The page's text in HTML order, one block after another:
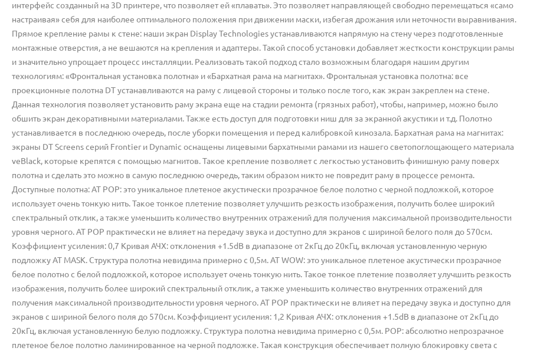
интерфейс созданный на 3D принтере, что позволяет ей «плавать». Это позволяет направляющей свободно перемещаться «само
настраивая» себя для наиболее оптимального положения при движении маски, избегая дрожания или неточности выравнивания.
Прямое крепление рамы к стене: наши экран Display Technologies устанавливаются напрямую на стену через подготовленные
монтажные отверстия, а не вешаются на крепления и адаптеры. Такой способ установки добавляет жесткости конструкции рамы
и значительно упрощает процесс инсталляции. Реализовать такой подход стало возможным благодаря нашим другим
технологиям: «Фронтальная установка полотна» и «Бархатная рама на магнитах». Фронтальная установка полотна: все
проекционные полотна DT устанавливаются на раму с лицевой стороны и только после того, как экран закреплен на стене.
Данная технология позволяет установить раму экрана еще на стадии ремонта (грязных работ), чтобы, например, можно было
обшить экран декоративными материалами. Также есть доступ для подготовки ниш для за экранной акустики и т.д. Полотно
устанавливается в последнюю очередь, после уборки помещения и перед калибровкой кинозала. Бархатная рама на магнитах:
экраны DT Screens серий Frontier и Dynamic оснащены лицевыми бархатными рамами из нашего светопоглощающего материала
veBlack, которые крепятся с помощью магнитов. Такое крепление позволяет с легкостью установить финишную раму поверх
полотна и сделать это можно в самую последнюю очередь, таким образом никто не повредит раму в процессе ремонта.
Доступные полотна: AT POP: это уникальное плетеное акустически прозрачное белое полотно с черной подложкой, которое
использует очень тонкую нить. Такое тонкое плетение позволяет улучшить резкость изображения, получить более широкий
спектральный отклик, а также уменьшить количество внутренних отражений для получения максимальной производительности
уровня черного. AT POP практически не влияет на передачу звука и доступно для экранов с шириной белого поля до 570см.
Коэффициент усиления: 0,7 Кривая АЧХ: отклонения +1.5dB в диапазоне от 2кГц до 20кГц, включая установленную черную
подложку AT MASK. Структура полотна невидима примерно с 0,5м. AT WOW: это уникальное плетеное акустически прозрачное
белое полотно с белой подложкой, которое использует очень тонкую нить. Такое тонкое плетение позволяет улучшить резкость
изображения, получить более широкий спектральный отклик, а также уменьшить количество внутренних отражений для
получения максимальной производительности уровня черного. AT POP практически не влияет на передачу звука и доступно для
экранов с шириной белого поля до 570см. Коэффициент усиления: 1,2 Кривая АЧХ: отклонения +1.5dB в диапазоне от 2кГц до
20кГц, включая установленную белую подложку. Структура полотна невидима примерно с 0,5м. POP: абсолютно непрозрачное
плетеное белое полотно ламинированное на черной подложке. Такая конструкция обеспечивает полную блокировку света с